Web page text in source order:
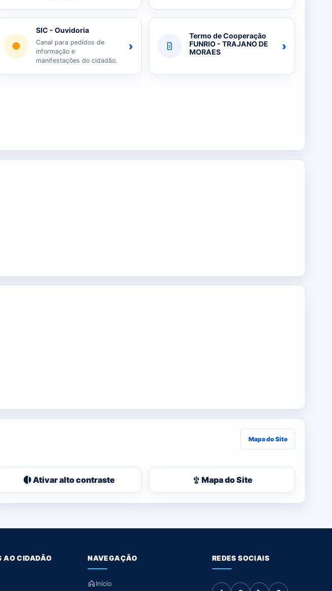
SIC - Ouvidoria
Canal para pedidos de
informação e
manifestações do cidadão.
›
Termo de Cooperação
FUNRIO - TRAJANO DE
MORAES
›
Mapa do Site
Ativar alto contraste Mapa do Site
AO CIDADÃO NAVEGAÇÃO
Início
REDES SOCIAIS